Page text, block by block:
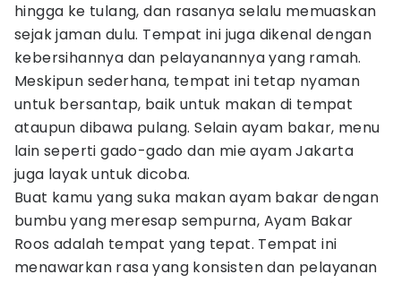
hingga ke tulang, dan rasanya selalu memuaskan
sejak jaman dulu. Tempat ini juga dikenal dengan
kebersihannya dan pelayanannya yang ramah.
Meskipun sederhana, tempat ini tetap nyaman
untuk bersantap, baik untuk makan di tempat
ataupun dibawa pulang. Selain ayam bakar, menu
lain seperti gado-gado dan mie ayam Jakarta
juga layak untuk dicoba.
Buat kamu yang suka makan ayam bakar dengan
bumbu yang meresap sempurna, Ayam Bakar
Roos adalah tempat yang tepat. Tempat ini
menawarkan rasa yang konsisten dan pelayanan